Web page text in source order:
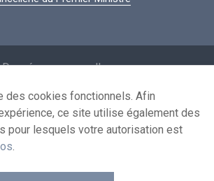
Données personnelles
de réutilisation
Contactez-nous
des cookies fonctionnels. Afin
ce site utilise également des
pour lesquels votre autorisation est
.